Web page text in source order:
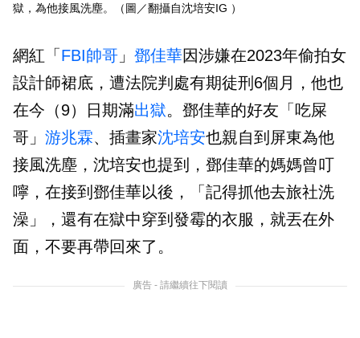
獄，為他接風洗塵。（圖／翻攝自沈培安IG ）
網紅「 FBI帥哥 」 鄧佳華因涉嫌在2023年偷拍女
設計師裙底，遭法院判處有期徒刑6個月，他也
在今（9）日期滿出獄。鄧佳華的好友「吃屎
哥」 游兆霖、插畫家沈培安也親自到屏東為他
接風洗塵，沈培安也提到，鄧佳華的媽媽曾叮
嚀，在接到鄧佳華以後，「記得抓他去旅社洗
澡」，還有在獄中穿到發霉的衣服，就丟在外
面，不要再帶回來了。
廣告 - 請繼續往下閱讀